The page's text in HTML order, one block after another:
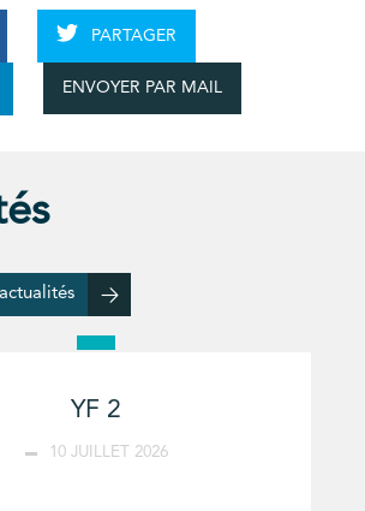
PARTAGER
ENVOYER PAR MAIL
YF 2
10 JUILLET 2026